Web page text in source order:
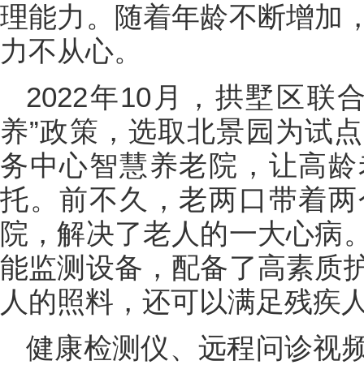
理能力。随着年龄不断增加
力不从心。
2022年10月，拱墅区联
养”政策，选取北景园为试
务中心智慧养老院，让高
托。前不久，老两口带着
院，解决了老人的一大心病
能监测设备，配备了高素质
人的照料，还可以满足残疾
健康检测仪、远程问诊视